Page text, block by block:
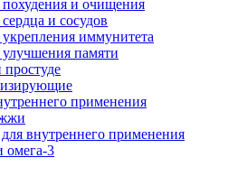
и очищения
и сосудов
иммунитета
памяти
применения
внутреннего применения
3